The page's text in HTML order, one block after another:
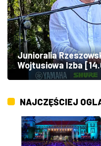
Junioralia
Wojtusiowa Izba
NAJCZĘŚCIEJ